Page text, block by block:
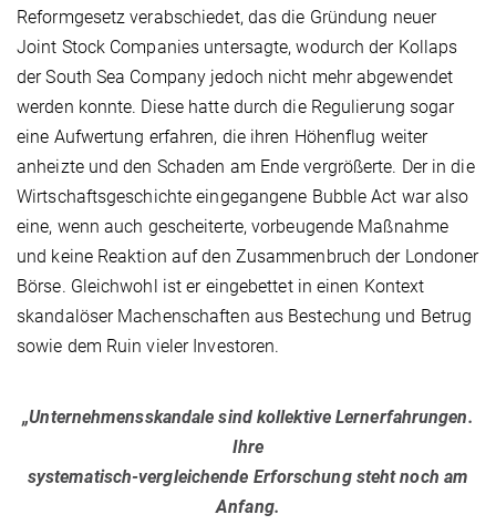
Reformgesetz verabschiedet, das die Gründung neuer
Joint Stock Companies untersagte, wodurch der Kollaps
der South Sea Company jedoch nicht mehr abgewendet
werden konnte. Diese hatte durch die Regulierung sogar
eine Aufwertung erfahren, die ihren Höhenflug weiter
anheizte und den Schaden am Ende vergrößerte. Der in die
Wirtschaftsgeschichte eingegangene Bubble Act war also
eine, wenn auch gescheiterte, vorbeugende Maßnahme
und keine Reaktion auf den Zusammenbruch der Londoner
Börse. Gleichwohl ist er eingebettet in einen Kontext
skandalöser Machenschaften aus Bestechung und Betrug
sowie dem Ruin vieler Investoren.
„Unternehmensskandale sind kollektive Lernerfahrungen.
Ihre
systematisch-vergleichende Erforschung steht noch am
Anfang.